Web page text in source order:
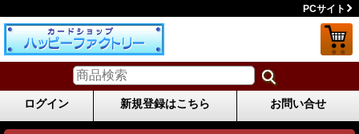
PCサイト
ログイン 新規登録はこちら お問い合せ